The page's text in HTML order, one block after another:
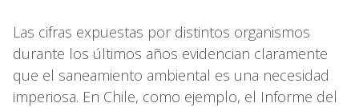
Las cifras expuestas por distintos organismos
durante los últimos años evidencian claramente
que el saneamiento ambiental es una necesidad
imperiosa. En Chile, como ejemplo, el Informe del